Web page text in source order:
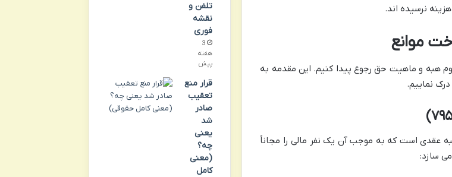
نرسیده اند.
موانع
هبه و ماهیت حق رجوع پیدا کنیم. این مقدمه به
نماییم.
«هبه عقدی است که به موجب آن یک نفر مالی را مجاناً
سازد:
تلفن و
نقشه
فوری
3
هفته
پیش
قرار منع
تعقیب
صادر
شد
یعنی
چه؟
(معنی
کامل